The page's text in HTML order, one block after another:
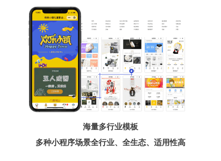
海量多行业模板
多种小程序场景全行业、全生态、适用性高